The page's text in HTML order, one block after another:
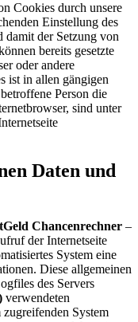
Cookies durch unsere
Einstellung des
damit der Setzung von
bereits gesetzte
oder andere
ist in allen gängigen
Person die
sind unter
Daten und
Chancenrechner –
der Internetseite
System eine
Diese allgemeinen
des Servers
verwendeten
zugreifenden System